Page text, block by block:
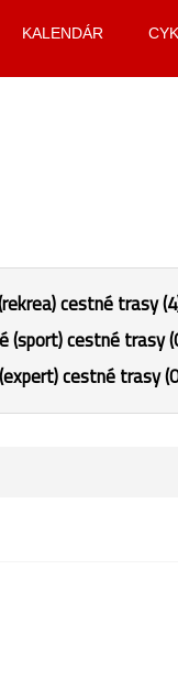
KALENDÁR
cestné trasy
(sport) cestné trasy
cestné trasy